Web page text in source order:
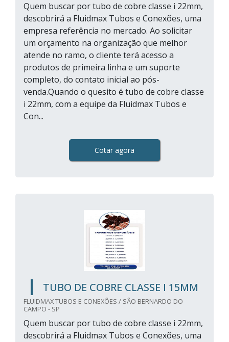
Quem buscar por tubo de cobre classe i 22mm,
descobrirá a Fluidmax Tubos e Conexões, uma
empresa referência no mercado. Ao solicitar
um orçamento na organização que melhor
atende no ramo, o cliente terá acesso a
produtos de primeira linha e um suporte
completo, do contato inicial ao pós-
venda.Quando o quesito é tubo de cobre classe
i 22mm, com a equipe da Fluidmax Tubos e
Con...
Cotar agora
TUBO DE COBRE CLASSE I 15MM
FLUIDMAX TUBOS E CONEXÕES / SÃO BERNARDO DO
CAMPO - SP
Quem buscar por tubo de cobre classe i 22mm,
descobrirá a Fluidmax Tubos e Conexões, uma